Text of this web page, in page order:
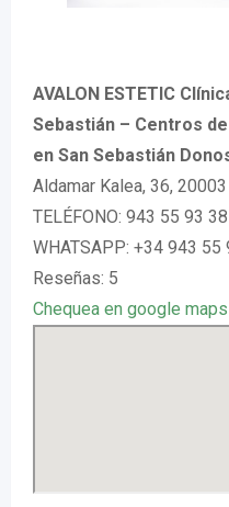
AVALON ESTETIC
Sebastián – Centros
en San Sebastián
Aldamar Kalea, 36,
TELÉFONO: 943 55 93 38
WHATSAPP: +34 943 55
Reseñas: 5
Chequea en google maps